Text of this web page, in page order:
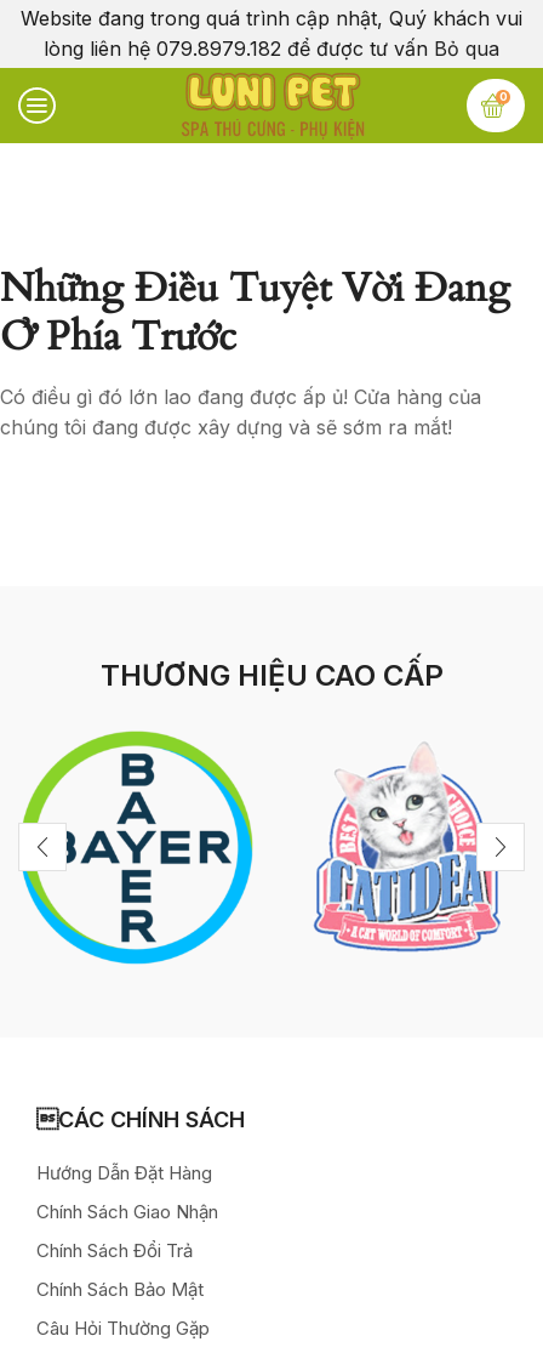
Website đang trong quá trình cập nhật, Quý khách vui
lòng liên hệ 079.8979.182 để được tư vấn Bỏ qua
0
Những Điều Tuyệt Vời Đang
Ở Phía Trước
Có điều gì đó lớn lao đang được ấp ủ! Cửa hàng của
chúng tôi đang được xây dựng và sẽ sớm ra mắt!
THƯƠNG HIỆU CAO CẤP
CÁC CHÍNH SÁCH
Hướng Dẫn Đặt Hàng
Chính Sách Giao Nhận
Chính Sách Đổi Trả
Chính Sách Bảo Mật
Câu Hỏi Thường Gặp